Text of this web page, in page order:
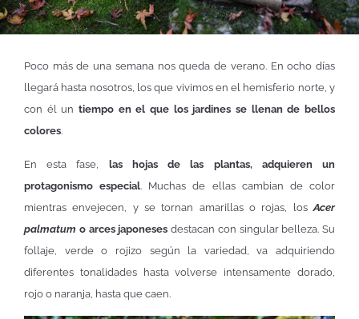
Poco más de una semana nos queda de verano. En ocho días
llegará hasta nosotros, los que vivimos en el hemisferio norte, y
con él un tiempo en el que los jardines se llenan de bellos
colores.
En esta fase,
las hojas de las plantas, adquieren un
protagonismo especial. Muchas de ellas cambian de color
mientras envejecen, y se tornan amarillas o rojas, los Acer
palmatum o arces japoneses destacan con singular belleza. Su
follaje, verde o rojizo según la variedad, va adquiriendo
diferentes tonalidades hasta volverse intensamente dorado,
rojo o naranja, hasta que caen.